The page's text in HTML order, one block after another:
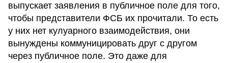
выпускает заявления в публичное поле для того,
чтобы представители ФСБ их прочитали. То есть
у них нет кулуарного взаимодействия, они
вынуждены коммуницировать друг с другом
через публичное поле. Это даже для